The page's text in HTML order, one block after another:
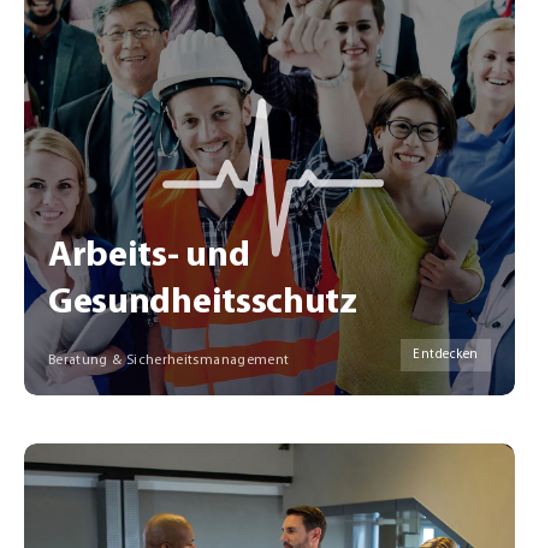
Arbeits- und
Gesundheitsschutz
Beratung & Sicherheitsmanagement Entdecken